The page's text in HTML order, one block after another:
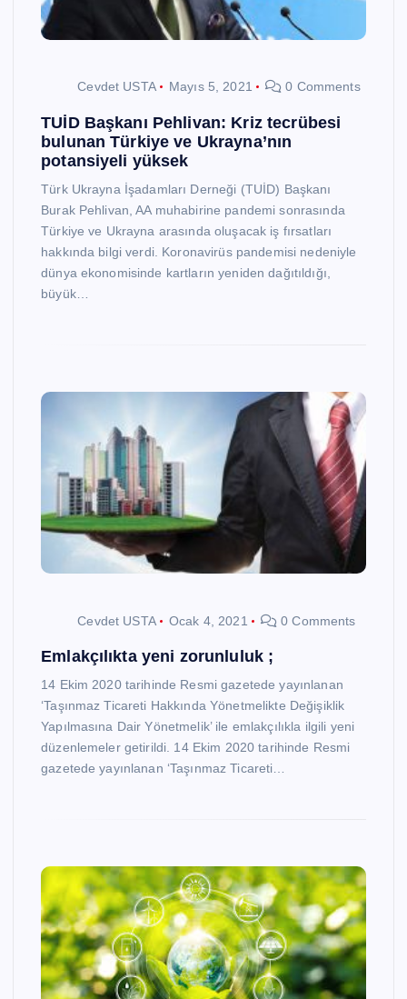
Cevdet USTA Mayıs 5, 2021 0 Comments
TUİD Başkanı Pehlivan: Kriz tecrübesi
bulunan Türkiye ve Ukrayna’nın
potansiyeli yüksek
Türk Ukrayna İşadamları Derneği (TUİD) Başkanı
Burak Pehlivan, AA muhabirine pandemi sonrasında
Türkiye ve Ukrayna arasında oluşacak iş fırsatları
hakkında bilgi verdi. Koronavirüs pandemisi nedeniyle
dünya ekonomisinde kartların yeniden dağıtıldığı,
büyük…
Cevdet USTA Ocak 4, 2021 0 Comments
Emlakçılıkta yeni zorunluluk ;
14 Ekim 2020 tarihinde Resmi gazetede yayınlanan
‘Taşınmaz Ticareti Hakkında Yönetmelikte Değişiklik
Yapılmasına Dair Yönetmelik’ ile emlakçılıkla ilgili yeni
düzenlemeler getirildi. 14 Ekim 2020 tarihinde Resmi
gazetede yayınlanan ‘Taşınmaz Ticareti…